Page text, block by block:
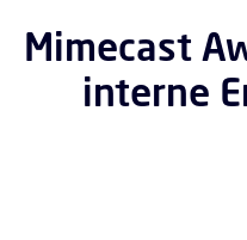
Mimecast
interne